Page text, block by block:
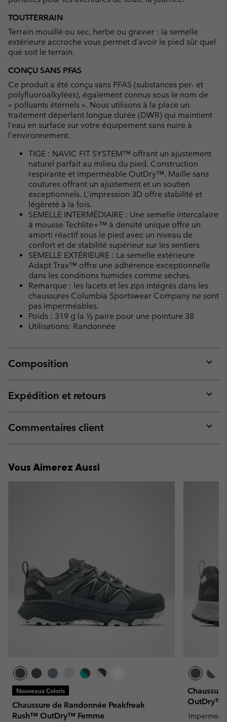
TOUT-TERRAIN
Terrain mouillé ou sec, herbe ou gravier : la semelle
extérieure accroche vous permet d’avoir le pied sûr quel
que soit le terrain.
CONÇU SANS PFAS
Ce produit a été conçu sans PFAS (substances per- et
polyfluoroalkylées), également connus sous le nom de
« polluants éternels ». Nous utilisons à la place un
traitement déperlant longue durée (DWR) qui maintient
l’eau en surface sur votre équipement sans nuire à
l'environnement.
TIGE : NAVIC FIT SYSTEM™ offrant un ajustement
naturel parfait au milieu du pied. Construction
respirante et imperméable OutDry™. Maille sans
coutures offrant un ajustement et un soutien
exceptionnels. L’impression 3D offre stabilité et
légèreté à la fois.
SEMELLE INTERMÉDIAIRE : Une semelle intercalaire
à mousse Techlite+™ à densité unique offre un
amorti réactif sous le pied avec un niveau de
confort et de stabilité supérieur sur les sentiers
SEMELLE EXTÉRIEURE : La semelle extérieure
Adapt Trax™ offre une adhérence exceptionnelle
dans les conditions humides comme sèches.
Remarque : les lacets et les zips intégrés dans les
chaussures Columbia Sportswear Company ne sont
pas imperméables.
Poids : 319 g la ½ paire pour une pointure 38
Utilisations: Randonnée
Composition
or
Expédition et retours
or
Commentaires client
or
Vous Aimerez Aussi
Nouveaux Coloris
Chaussure de Randonnée Peakfreak
Rush™ OutDry™ Femme
OutDry™